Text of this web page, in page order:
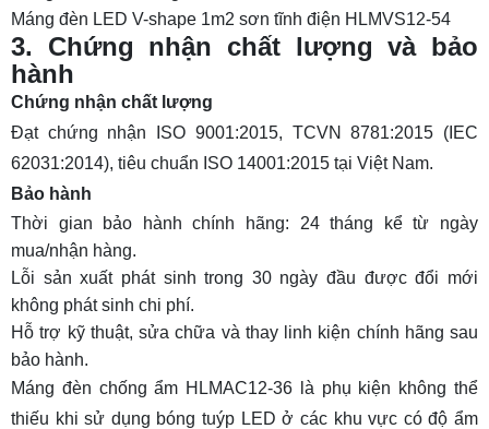
Máng đèn LED V-shape 1m2 sơn tĩnh điện HLMVS12-54
3. Chứng nhận chất lượng và bảo
hành
Chứng nhận chất lượng
Đạt chứng nhận ISO 9001:2015, TCVN 8781:2015 (IEC
62031:2014), tiêu chuẩn ISO 14001:2015 tại Việt Nam.
Bảo hành
Thời gian bảo hành chính hãng: 24 tháng kể từ ngày
mua/nhận hàng.
Lỗi sản xuất phát sinh trong 30 ngày đầu được đổi mới
không phát sinh chi phí.
Hỗ trợ kỹ thuật, sửa chữa và thay linh kiện chính hãng sau
bảo hành.
Máng đèn chống ẩm HLMAC12-36 là phụ kiện không thể
thiếu khi sử dụng bóng tuýp LED ở các khu vực có độ ẩm